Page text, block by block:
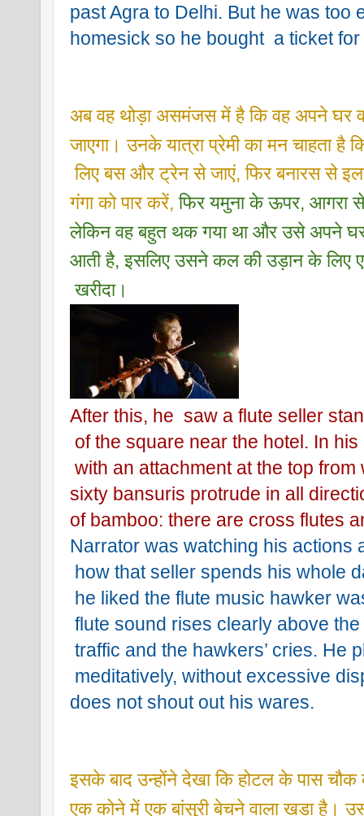
past Agra to Delhi. But he was too
homesick so he bought  a ticket
अब वह थोड़ा असमंजस में है कि वह अपने घर
जाएगा। उनके यात्रा प्रेमी का मन चाहता है
लिए बस और ट्रेन से जाएं, फिर बनारस से
गंगा को पार करें, फिर यमुना के ऊपर, आगरा
लेकिन वह बहुत थक गया था और उसे अपने
आती है, इसलिए उसने कल की उड़ान के लिए
खरीदा।
After this, he  saw a flute seller
of the square near the hotel. In
with an attachment at the top
sixty bansuris protrude in all
of bamboo: there are cross flutes
Narrator was watching his actions
how that seller spends his whole
he liked the flute music hawker
flute sound rises clearly above
traffic and the hawkers’ cries. He
meditatively, without excessive
does not shout out his wares.
इसके बाद उन्होंने देखा कि होटल के पास
एक कोने में एक बांसुरी बेचने वाला खड़ा है।